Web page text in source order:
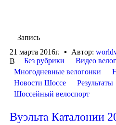
Запись
21 марта 2016г.
Автор:
В
Без рубрики
Видео
Многодневные велогонки
Новости Шоссе
Результаты
Шоссейный велоспорт
Вуэльта Каталонии